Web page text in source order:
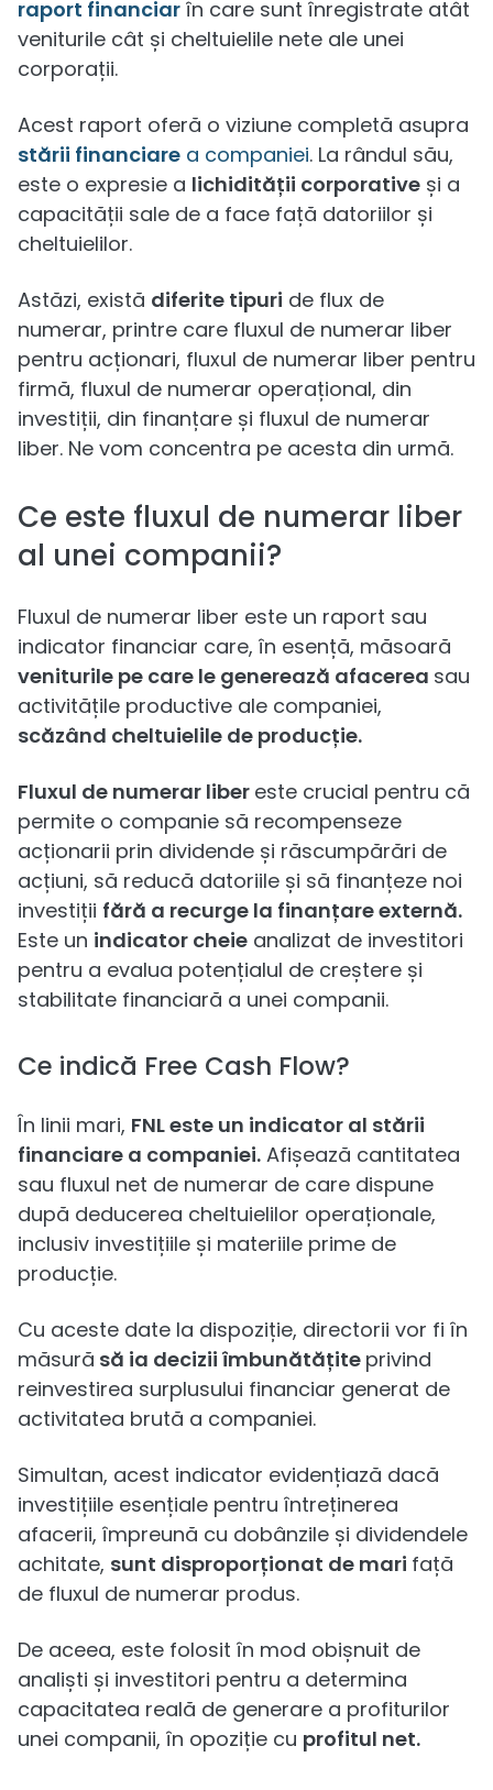
raport financiar în care sunt înregistrate atât
veniturile cât și cheltuielile nete ale unei
corporații.
Acest raport oferă o viziune completă asupra
stării financiare a companiei. La rândul său,
este o expresie a lichidității corporative și a
capacității sale de a face față datoriilor și
cheltuielilor.
Astăzi, există diferite tipuri de flux de
numerar, printre care fluxul de numerar liber
pentru acționari, fluxul de numerar liber pentru
firmă, fluxul de numerar operațional, din
investiții, din finanțare și fluxul de numerar
liber. Ne vom concentra pe acesta din urmă.
Ce este fluxul de numerar liber
al unei companii?
Fluxul de numerar liber este un raport sau
indicator financiar care, în esență, măsoară
veniturile pe care le generează afacerea sau
activitățile productive ale companiei,
scăzând cheltuielile de producție.
Fluxul de numerar liber este crucial pentru că
permite o companie să recompenseze
acționarii prin dividende și răscumpărări de
acțiuni, să reducă datoriile și să finanțeze noi
investiții fără a recurge la finanțare externă.
Este un indicator cheie analizat de investitori
pentru a evalua potențialul de creștere și
stabilitate financiară a unei companii.
Ce indică Free Cash Flow?
În linii mari, FNL este un indicator al stării
financiare a companiei. Afișează cantitatea
sau fluxul net de numerar de care dispune
după deducerea cheltuielilor operaționale,
inclusiv investițiile și materiile prime de
producție.
Cu aceste date la dispoziție, directorii vor fi în
măsură să ia decizii îmbunătățite privind
reinvestirea surplusului financiar generat de
activitatea brută a companiei.
Simultan, acest indicator evidențiază dacă
investițiile esențiale pentru întreținerea
afacerii, împreună cu dobânzile și dividendele
achitate, sunt disproporționat de mari față
de fluxul de numerar produs.
De aceea, este folosit în mod obișnuit de
analiști și investitori pentru a determina
capacitatea reală de generare a profiturilor
unei companii, în opoziție cu profitul net.